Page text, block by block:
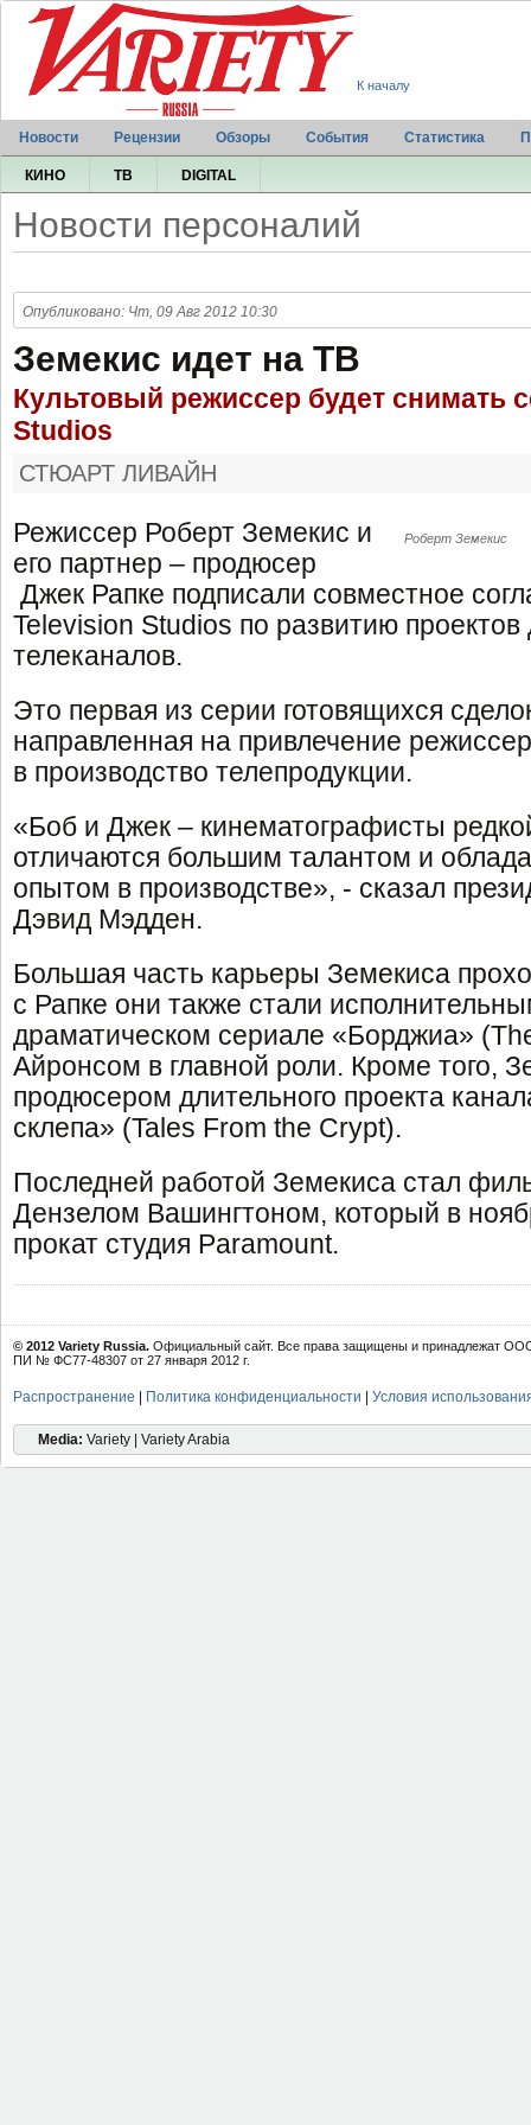
К началу
Новости Рецензии Обзоры События Статистика
КИНО ТВ DIGITAL
Новости персоналий
Опубликовано: Чт, 09 Авг 2012 10:30
Земекис идет на ТВ
Культовый режиссер будет снимать
Studios
СТЮАРТ ЛИВАЙН
Роберт Земекис
Режиссер Роберт Земекис и
его партнер – продюсер
Джек Рапке подписали совместное
Television Studios по развитию
телеканалов.
Это первая из серии готовящихся
направленная на привлечение
в производство телепродукции.
«Боб и Джек – кинематографисты
отличаются большим талантом и
опытом в производстве», - сказал
Дэвид Мэдден.
Большая часть карьеры Земекиса
с Рапке они также стали
драматическом сериале «Борджиа»
Айронсом в главной роли. Кроме того,
продюсером длительного проекта
склепа» (Tales From the Crypt).
Последней работой Земекиса стал
Дензелом Вашингтоном, который в
прокат студия Paramount.
© 2012 Variety Russia. Официальный сайт. Все права защищены и принадлежат
ПИ № ФС77-48307 от 27 января 2012 г.
Распространение Политика конфиденциальности Условия
Media: Variety | Variety Arabia